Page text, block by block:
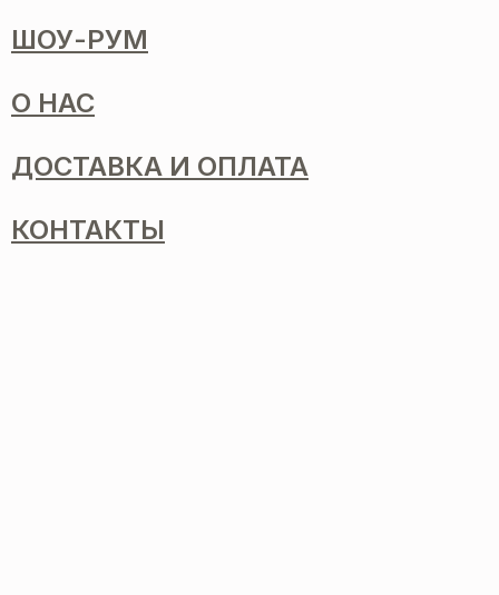
ШОУ-РУМ
О НАС
ДОСТАВКА И ОПЛАТА
КОНТАКТЫ